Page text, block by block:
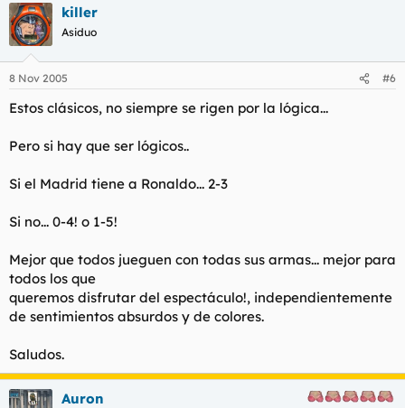
killer
Asiduo
8 Nov 2005 #6
Estos clásicos, no siempre se rigen por la lógica...
Pero si hay que ser lógicos..
Si el Madrid tiene a Ronaldo... 2-3
Si no... 0-4! o 1-5!
Mejor que todos jueguen con todas sus armas... mejor para
todos los que
queremos disfrutar del espectáculo!, independientemente
de sentimientos absurdos y de colores.
Saludos.
Auron